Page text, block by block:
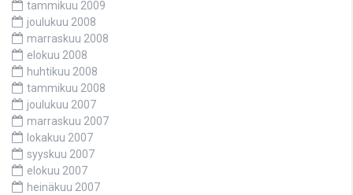
tammikuu 2009
joulukuu 2008
marraskuu 2008
elokuu 2008
huhtikuu 2008
tammikuu 2008
joulukuu 2007
marraskuu 2007
lokakuu 2007
syyskuu 2007
elokuu 2007
heinäkuu 2007